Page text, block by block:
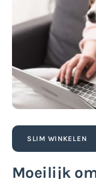
SLIM WINKELEN
Moeilijk